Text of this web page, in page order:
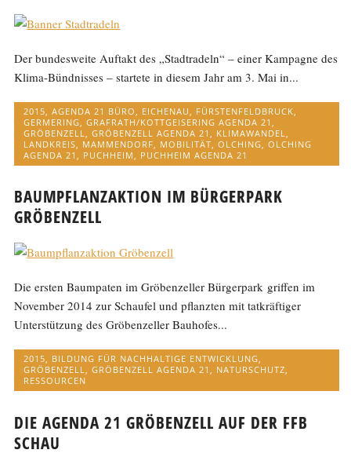
Der bundesweite Auftakt des „Stadtradeln“ – einer Kampagne des
Klima-Bündnisses – startete in diesem Jahr am 3. Mai in...
2015,AGENDA 21 BÜRO, EICHENAU, FÜRSTENFELDBRUCK,
GERMERING,GRAFRATH/KOTTGEISERING AGENDA 21,
GRÖBENZELL,GRÖBENZELL AGENDA 21, KLIMAWANDEL,
LANDKREIS, MAMMENDORF, MOBILITÄT,OLCHING,OLCHING
AGENDA 21, PUCHHEIM, PUCHHEIM AGENDA 21
BAUMPFLANZAKTION IM BÜRGERPARK
GRÖBENZELL
Die ersten Baumpaten im Gröbenzeller Bürgerpark griffen im
November 2014 zur Schaufel und pflanzten mit tatkräftiger
Unterstützung des Gröbenzeller Bauhofes...
2015, BILDUNG FÜR NACHHALTIGE ENTWICKLUNG,
GRÖBENZELL,GRÖBENZELL AGENDA 21, NATURSCHUTZ,
RESSOURCEN
DIE AGENDA 21 GRÖBENZELL AUF DER FFB
SCHAU